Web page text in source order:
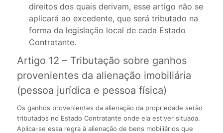
direitos dos quais derivam, esse artigo não se
aplicará ao excedente, que será tributado na
forma da legislação local de cada Estado
Contratante.
Artigo 12 – Tributação sobre ganhos
provenientes da alienação imobiliária
(pessoa jurídica e pessoa física)
Os ganhos provenientes da alienação da propriedade serão
tributados no Estado Contratante onde ela estiver situada.
Aplica-se essa regra à alienação de bens mobiliários que